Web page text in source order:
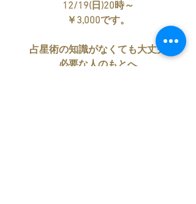
12/19(日)20時～
￥3,000です。
占星術の知識がなくても大丈夫
必要な人のもとへ